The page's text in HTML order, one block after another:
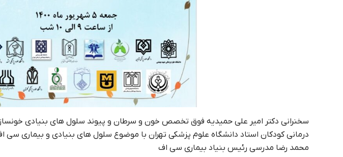
سخنرانی دکتر امیر علی حمیدیه فوق تخصص خون و سرطان و پیوند سلول های بنیادی
درمانی کودکان استاد دانشگاه علوم پزشکی تهران با موضوع سلول های بنیادی و بیماری سی
محمد رضا مدرسی رئیس بنیاد بیماری سی اف